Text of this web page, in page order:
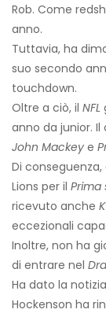
Rob. Come
anno.
Tuttavia, ha
suo secondo
touchdown.
Oltre a ciò, il NFL
anno da junior.
John Mackey e
Di
Lions per il Prima
ricevuto anche
eccezionali
Inoltre, non ha
di entrare nel
Ha dato la
Hockenson ha